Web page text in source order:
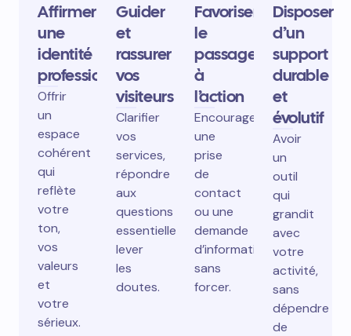
Affirmer
une
identité
professionnelle
Offrir
un
espace
cohérent
qui
reflète
votre
ton,
vos
valeurs
et
votre
sérieux.
Guider
et
rassurer
vos
visiteurs
Clarifier
vos
services,
répondre
aux
questions
essentielles,
lever
les
doutes.
Favoriser
le
passage
à
l’action
Encourager
une
prise
de
contact
ou une
demande
d’information
sans
forcer.
Disposer
d’un
support
durable
et
évolutif
Avoir
un
outil
qui
grandit
avec
votre
activité,
sans
dépendre
de